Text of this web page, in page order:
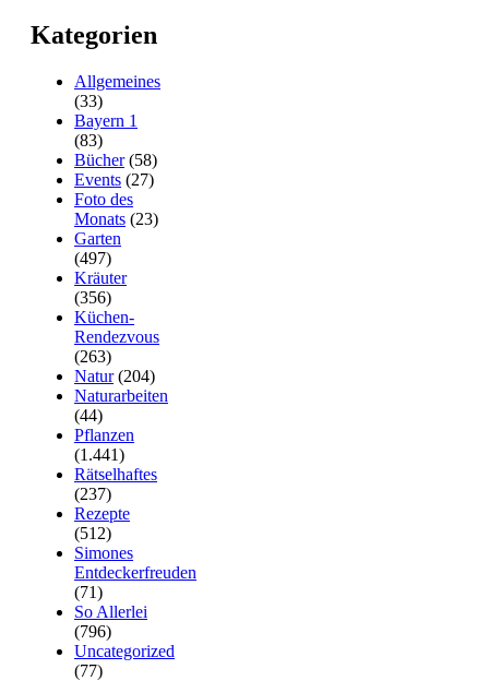
Kategorien
Allgemeines
(33)
Bayern 1
(83)
Bücher(58)
Events (27)
Foto des
Monats (23)
Garten
(497)
Kräuter
(356)
Küchen-
Rendezvous
(263)
Natur(204)
Naturarbeiten
(44)
Pflanzen
(1.441)
Rätselhaftes
(237)
Rezepte
(512)
Simones
Entdeckerfreuden
(71)
So Allerlei
(796)
Uncategorized
(77)